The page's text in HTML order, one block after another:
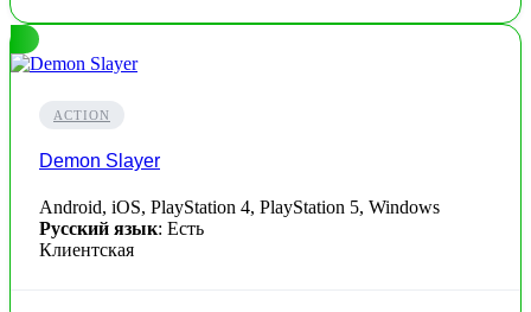
ACTION
Demon Slayer
Android, iOS, PlayStation 4, PlayStation 5, Windows
Русский язык: Есть
Клиентская